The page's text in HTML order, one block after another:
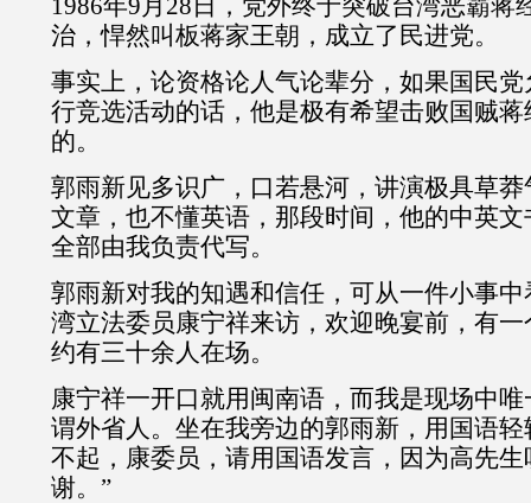
1986年9月28日，党外终于突破台湾恶霸蒋
治，悍然叫板蒋家王朝，成立了民进党。
事实上，论资格论人气论辈分，如果国民
行竞选活动的话，他是极有希望击败国贼
的。
郭雨新见多识广，口若悬河，讲演极具草
文章，也不懂英语，那段时间，他的中英
全部由我负责代写。
郭雨新对我的知遇和信任，可从一件小事
湾立法委员康宁祥来访，欢迎晚宴前，有
约有三十余人在场。
康宁祥一开口就用闽南语，而我是现场中
谓外省人。坐在我旁边的郭雨新，用国语
不起，康委员，请用国语发言，因为高先
谢。”